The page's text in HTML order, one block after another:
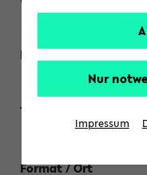
219801
SONDERTERMINE
Nur
Impressum